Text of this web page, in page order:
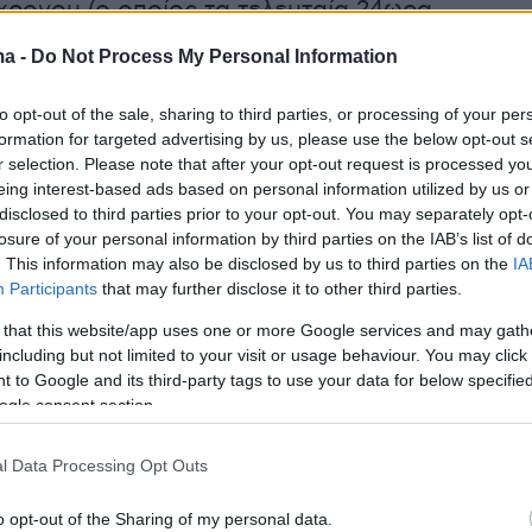
- Do Not Process My Personal Information
opt-out of the sale, sharing to third parties, or processing of your
for targeted advertising by us, please use the below opt-out
selection. Please note that after your opt-out request is processed
interest-based ads based on personal information utilized by us
to third parties prior to your opt-out. You may separately
of your personal information by third parties on the IAB’s list of
This information may also be disclosed by us to third parties on the
Participants that may further disclose it to other third parties.
that this website/app uses one or more Google services and may
but not limited to your visit or usage behaviour. You may
to Google and its third-party tags to use your data for below
consent section.
Data Processing Opt Outs
opt-out of the Sharing of my personal data.
(ο οποίος τα τελευταία 24ωρα
Βουλγαρία
) οι καραμπινιέροι του άφησαν
εξέφρασε τη μεταμέλειά του για την πράξη
θύελλα αντιδράσεων.